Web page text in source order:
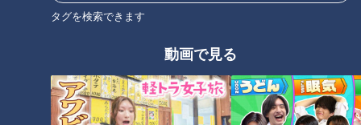
タグを検索できます
動画で見る
本一が決定！「徳洲会体操クラ
ブ」がパリ五輪メダリスト岡慎
之助らで3連覇！女子団体は
種目別選手権 決勝